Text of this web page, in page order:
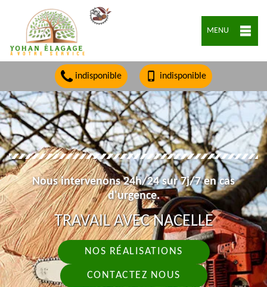
MENU
indisponible indisponible
Nous intervenons 24h/24 sur 7j/7 en cas
d'urgence.
TRAVAIL AVEC NACELLE
NOS RÉALISATIONS
CONTACTEZ NOUS